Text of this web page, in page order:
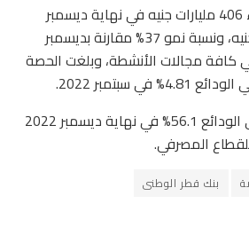
كما بلغت ودائع العملاء 406 مليارات جنيه في نهاية ديسمبر
2022 بزيادة 111 مليار جنيه، ونسبة نمو 37% مقارنة بديسمبر
في كافة مجالات الأنشطة، وبلغت الحصة
سبتمبر 2022.
وبلغت نسبة القروض إلى الودائع 56.1% في نهاية ديسمبر 2022
بنك قطر الوطنى